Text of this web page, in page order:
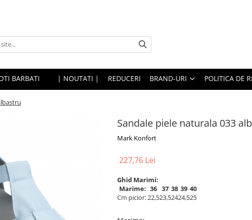
BARBATI | NOUTATI | REDUCERI BRAND-URI POLITICA DE
Sandale piele naturala 033
Mark Konfort
227,76 Lei
Ghid Marimi:
Marime: 36 37 38 39 40
Cm picior:22,523,52424,525